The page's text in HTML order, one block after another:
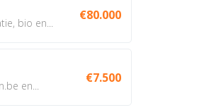
bio en...
€80.000
en...
€7.500